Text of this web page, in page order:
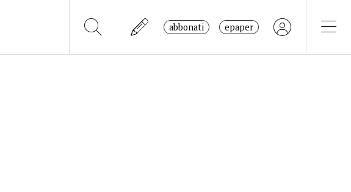
abbonati epaper